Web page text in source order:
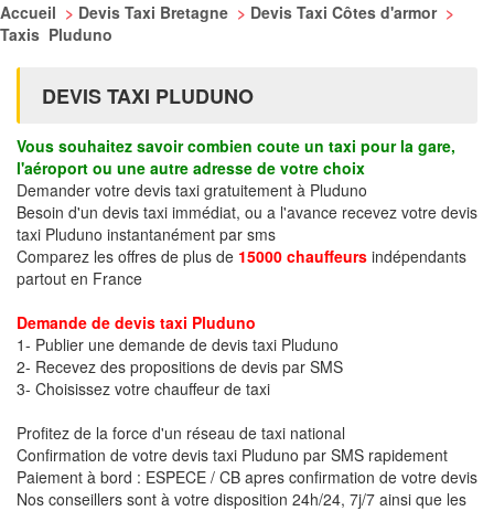
Accueil > Devis Taxi Bretagne > Devis Taxi Côtes d'armor >
Taxis Pluduno
DEVIS TAXI PLUDUNO
Vous souhaitez savoir combien coute un taxi pour la gare,
l'aéroport ou une autre adresse de votre choix
Demander votre devis taxi gratuitement à Pluduno
Besoin d'un devis taxi immédiat, ou a l'avance recevez votre devis
taxi Pluduno instantanément par sms
Comparez les offres de plus de 15000 chauffeurs indépendants
partout en France
Demande de devis taxi Pluduno
1- Publier une demande de devis taxi Pluduno
2- Recevez des propositions de devis par SMS
3- Choisissez votre chauffeur de taxi
Profitez de la force d'un réseau de taxi national
Confirmation de votre devis taxi Pluduno par SMS rapidement
Paiement à bord : ESPECE / CB apres confirmation de votre devis
Nos conseillers sont à votre disposition 24h/24, 7j/7 ainsi que les